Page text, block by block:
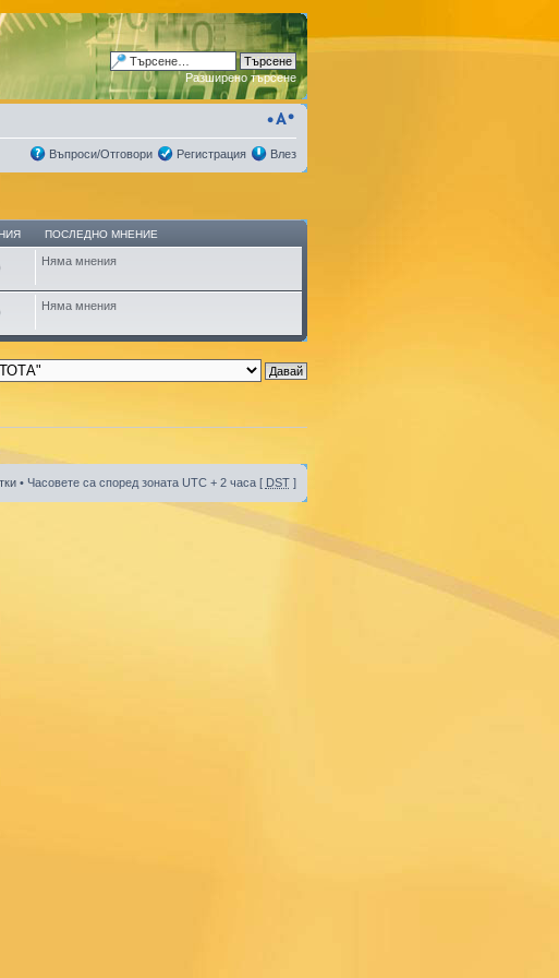
Разширено търсене
Въпроси/Отговори Регистрация Влез
ПОСЛЕДНО МНЕНИЕ
Няма мнения
Няма мнения
• Часовете са според зоната UTC + 2 часа [ DST]